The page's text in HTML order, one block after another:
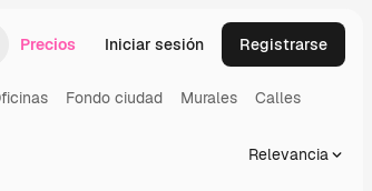
imagen
Precios Iniciar sesión Registrarse
Fondo ciudad Murales Calles
Relevancia